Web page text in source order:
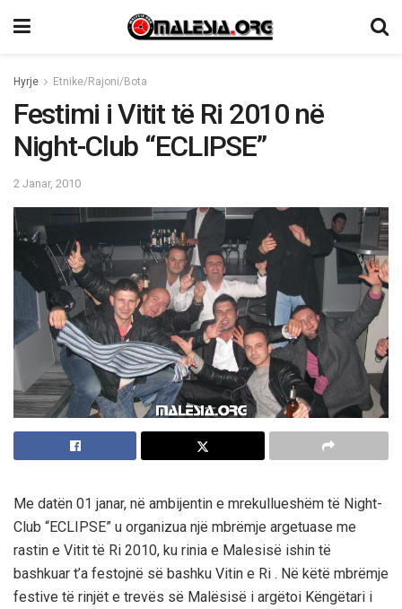
Hyrje Etnike/Rajoni/Bota
Festimi i Vitit të Ri 2010 në
Night-Club “ECLIPSE”
2 Janar, 2010
Me datën 01 janar, në ambijentin e mrekullueshëm të Night-
Club “ECLIPSE” u organizua një mbrëmje argetuase me
rastin e Vitit të Ri 2010, ku rinia e Malesisë ishin të
bashkuar t’a festojnë së bashku Vitin e Ri . Në këtë mbrëmje
festive të rinjët e trevës së Malësisë i argëtoi Këngëtari i